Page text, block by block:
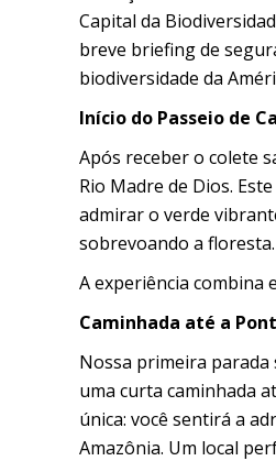
Capital da
breve briefing de
biodiversidade da
Início do Passeio de
Após receber o colete
Rio Madre de Dios.
admirar o verde
sobrevoando a floresta.
A experiência combina
Caminhada até a
Nossa primeira parada
uma curta caminhada
única: você sentirá a
Amazônia. Um local